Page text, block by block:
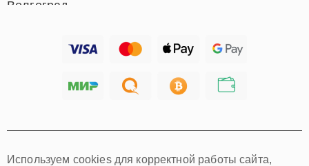
Волгоград
Хабаровск
Иркутск
Используем cookies для корректной работы сайта,